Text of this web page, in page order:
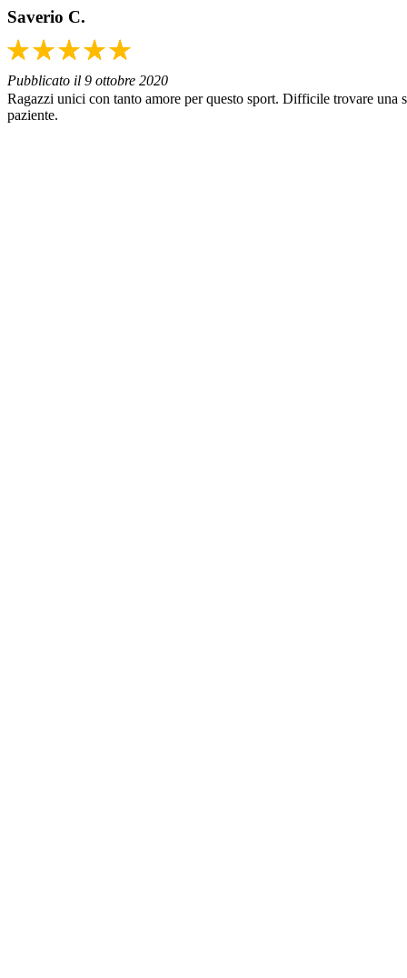
Saverio C.
Pubblicato il 9 ottobre 2020
Ragazzi unici con tanto amore per questo sport. Difficile trovare una
paziente.